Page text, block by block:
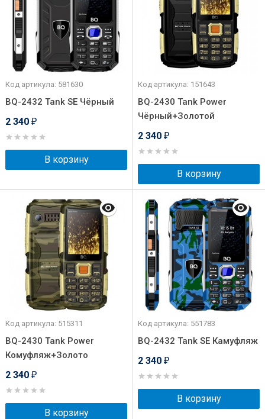
Код артикула: 581630
BQ-2432 Tank SE Чёрный
2 340 ₽
В корзину
Код артикула: 151643
BQ-2430 Tank Power
Чёрный+Золотой
2 340 ₽
В корзину
Код артикула: 515311
BQ-2430 Tank Power
Комуфляж+Золото
2 340 ₽
В корзину
Код артикула: 551783
BQ-2432 Tank SE Камуфляж
2 340 ₽
В корзину